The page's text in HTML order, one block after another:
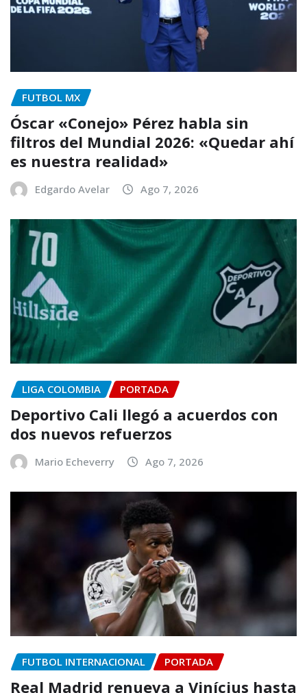
FUTBOL MX
Óscar «Conejo» Pérez habla sin
filtros del Mundial 2026: «Quedar ahí
es nuestra realidad»
Edgardo Avelar Ago 7, 2026
LIGA COLOMBIA PORTADA
Deportivo Cali llegó a acuerdos con
dos nuevos refuerzos
Mario Echeverry Ago 7, 2026
FUTBOL INTERNACIONAL PORTADA
Real Madrid renueva a Vinícius hasta